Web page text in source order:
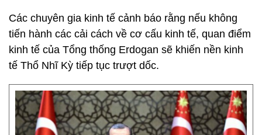
Các chuyên gia kinh tế cảnh báo rằng nếu không
tiến hành các cải cách về cơ cấu kinh tế, quan điểm
kinh tế của Tổng thống Erdogan sẽ khiến nền kinh
tế Thổ Nhĩ Kỳ tiếp tục trượt dốc.